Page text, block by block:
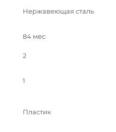
Нержавеющая сталь
84 мес
2
1
Пластик